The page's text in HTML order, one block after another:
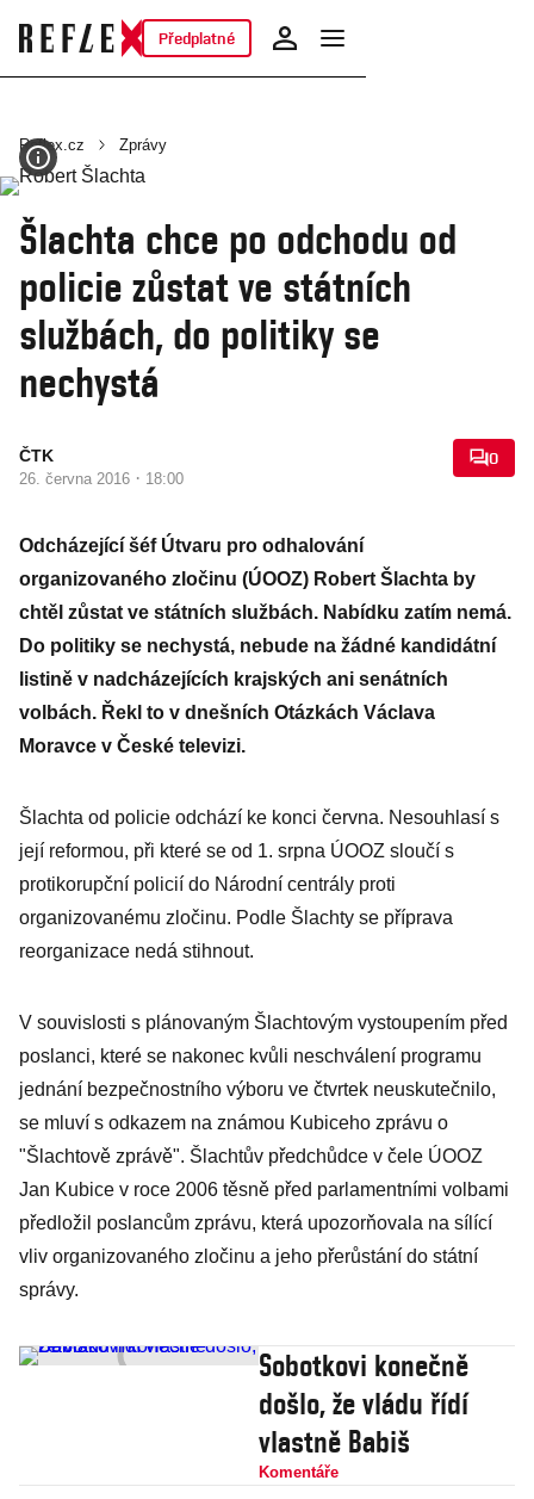
Předplatné
Reflex.cz Zprávy
Šlachta chce po odchodu od
policie zůstat ve státních
službách, do politiky se
nechystá
ČTK
26. června 2016 · 18:00
0
Odcházející šéf Útvaru pro odhalování
organizovaného zločinu (ÚOOZ) Robert Šlachta by
chtěl zůstat ve státních službách. Nabídku zatím nemá.
Do politiky se nechystá, nebude na žádné kandidátní
listině v nadcházejících krajských ani senátních
volbách. Řekl to v dnešních Otázkách Václava
Moravce v České televizi.
Šlachta od policie odchází ke konci června. Nesouhlasí s
její reformou, při které se od 1. srpna ÚOOZ sloučí s
protikorupční policií do Národní centrály proti
organizovanému zločinu. Podle Šlachty se příprava
reorganizace nedá stihnout.
V souvislosti s plánovaným Šlachtovým vystoupením před
poslanci, které se nakonec kvůli neschválení programu
jednání bezpečnostního výboru ve čtvrtek neuskutečnilo,
se mluví s odkazem na známou Kubiceho zprávu o
"Šlachtově zprávě". Šlachtův předchůdce v čele ÚOOZ
Jan Kubice v roce 2006 těsně před parlamentními volbami
předložil poslancům zprávu, která upozorňovala na sílící
vliv organizovaného zločinu a jeho přerůstání do státní
správy.
Sobotkovi konečně
došlo, že vládu řídí
vlastně Babiš
Komentáře